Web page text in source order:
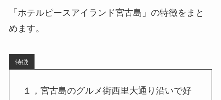
「ホテルピースアイランド宮古島」の特徴をまと
めます。
特徴
１，宮古島のグルメ街西里大通り沿いで好